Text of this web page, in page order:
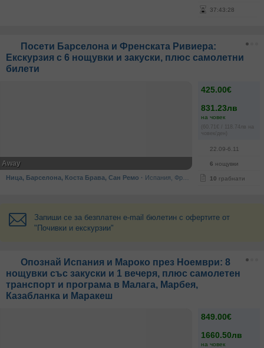
37:43:28
Посети Барселона и Френската Ривиера:
Екскурзия с 6 нощувки и закуски, плюс самолетни
билети
425.00€
831.23лв
на човек
(60.71€ / 118.74лв на
човек/ден)
22.09-6.11
6 нощувки
10 грабнати
Away
Ница, Барселона, Коста Брава, Сан Ремо · Испания, Франция, Италия, Монако
Запиши се за безплатен e-mail бюлетин с офертите от
"Почивки и екскурзии"
Опознай Испания и Мароко през Ноември: 8
нощувки със закуски и 1 вечеря, плюс самолетен
транспорт и програма в Малага, Марбея,
Казабланка и Маракеш
849.00€
1660.50лв
на човек